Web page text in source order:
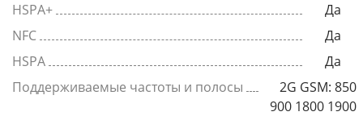
HSPA+
Да
NFC
Да
HSPA
Да
Поддерживаемые частоты и полосы
2G GSM: 850
900 1800 1900